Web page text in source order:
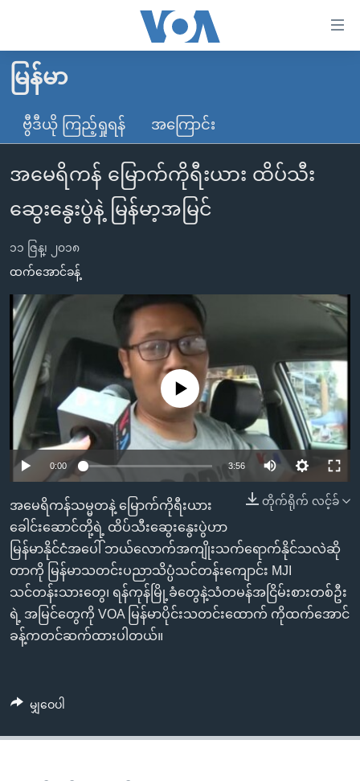
လွယ်ကူ
စေ
သည့်
များ
ပင်မ
သို့
ကျော်
ကြည့်
ရန်
ပင်မ
ညွန်း
စာမျက်နှာ
ကျော်
ကြည့်
ရှာဖွေ
ရန်
နေရာ
မူလစာမျက်နှာ
မြန်မာ
ကမ္ဘာ့သတင်းများ
နိုင်ငံတကာ
အစ္စရေး-ပါလက်စတိုင်း
ဗွီဒီယို
သတင်းလွတ်လပ်ခွင့်
ရပ်ဝန်းတခု လမ်းတခု အလွန်
အင်္ဂလိပ်စာလေ့လာမယ်
မကြေးမုံရဲ့ အင်္ဂလိပ်စာ
ရုပ်ရှင်ထဲက အင်္ဂလိပ်စာ
သုတပဒေသာ အင်္ဂလိပ်စာ
ရေဒီယို
တီဗွီ
ရေဒီယိုနှင့်ရုပ်သံ အချက်အလက်များ
ရေဒီယို/တီဗွီအစီအစဉ်
Learning English
ဗွီအိုအေ လူမှုကွန်ယက်များ
ဘာသာစကားများ
မြန်မာ
ဗွီဒီယို ကြည့်ရှုရန် အကြောင်း
အမေရိကန် မြောက်ကိုရီးယား ထိပ်သီး
ဆွေးနွေးပွဲနဲ့ မြန်မာ့အမြင်
၁၁ ဇြန္၊ ၂၀၁၈
ထက်အောင်ခန့်
No media source currently available
0:00 3:56
တိုက်ရိုက် လင့်ခ်
အမေရိကန်သမ္မတနဲ့ မြောက်ကိုရီးယား
ခေါင်းဆောင်တို့ရဲ့ ထိပ်သီးဆွေးနွေးပွဲဟာ
မြန်မာနိုင်ငံအပေါ် ဘယ်လောက်အကျိုးသက်ရောက်နိုင်သလဲဆို
တာကို မြန်မာသတင်းပညာသိပ္ပံသင်တန်းကျောင်း MJI
သင်တန်းသားတွေ၊ ရန်ကုန်မြို့ခံတွေနဲ့သံတမန်အငြိမ်းစားတစ်ဦး
ရဲ့ အမြင်တွေကို VOA မြန်မာပိုင်းသတင်းထောက် ကိုထက်အောင်
ခန့်ကတင်ဆက်ထားပါတယ်။
မျှဝေပါ